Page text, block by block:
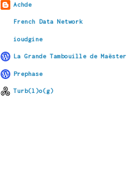
Achde
French Data Network
ioudgine
La Grande Tambouille de Maëster
Prephase
Turb(l)o(g)